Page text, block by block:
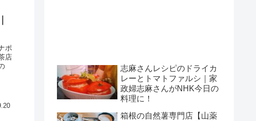
ポ
店
志麻さんレシピのドライカ
レーとトマトファルシ｜家
政婦志麻さんがNHK今日の
料理に！
箱根の自然薯専門店【山薬